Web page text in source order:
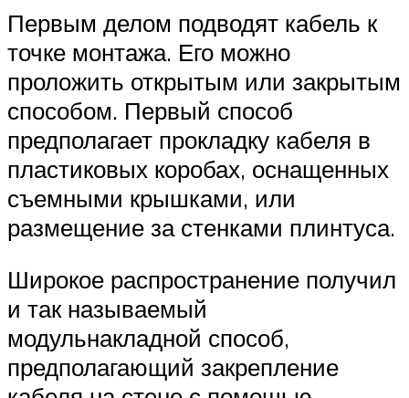
Первым делом подводят кабель к
точке монтажа. Его можно
проложить открытым или закрытым
способом. Первый способ
предполагает прокладку кабеля в
пластиковых коробах, оснащенных
съемными крышками, или
размещение за стенками плинтуса.
Широкое распространение получил
и так называемый
модульнакладной способ,
предполагающий закрепление